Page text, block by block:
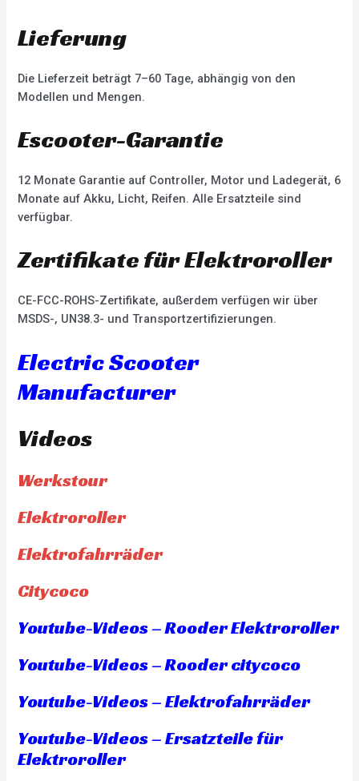
Lieferung
Die Lieferzeit beträgt 7–60 Tage, abhängig von den
Modellen und Mengen.
Escooter-Garantie
12 Monate Garantie auf Controller, Motor und Ladegerät, 6
Monate auf Akku, Licht, Reifen. Alle Ersatzteile sind
verfügbar.
Zertifikate für Elektroroller
CE-FCC-ROHS-Zertifikate, außerdem verfügen wir über
MSDS-, UN38.3- und Transportzertifizierungen.
Electric Scooter
Manufacturer
Videos
Werkstour
Elektroroller
Elektrofahrräder
Citycoco
Youtube-Videos – Rooder Elektroroller
Youtube-Videos – Rooder citycoco
Youtube-Videos – Elektrofahrräder
Youtube-Videos – Ersatzteile für
Elektroroller